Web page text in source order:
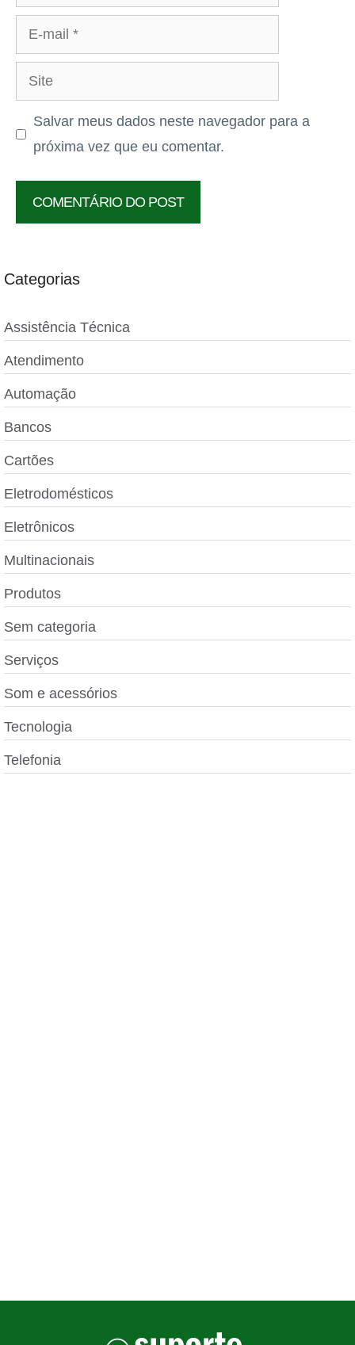
mail
Site
Salvar meus dados neste navegador para a
próxima vez que eu comentar.
Categorias
Assistência Técnica
Atendimento
Automação
Bancos
Cartões
Eletrodomésticos
Eletrônicos
Multinacionais
Produtos
Sem categoria
Serviços
Som e acessórios
Tecnologia
Telefonia